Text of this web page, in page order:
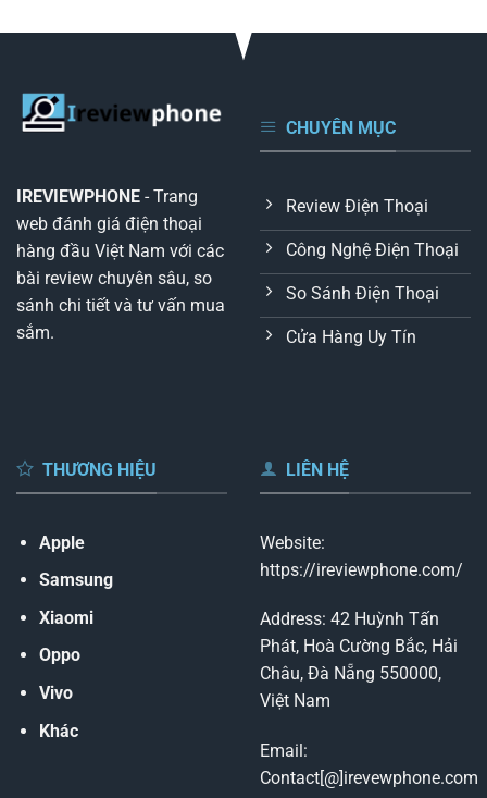
IREVIEWPHONE - Trang
web đánh giá điện thoại
hàng đầu Việt Nam với các
bài review chuyên sâu, so
sánh chi tiết và tư vấn mua
sắm.
CHUYÊN MỤC
Review Điện Thoại
Công Nghệ Điện Thoại
So Sánh Điện Thoại
Cửa Hàng Uy Tín
THƯƠNG HIỆU
Apple
Samsung
Xiaomi
Oppo
Vivo
Khác
LIÊN HỆ
Website:
https://ireviewphone.com/
Address: 42 Huỳnh Tấn
Phát, Hoà Cường Bắc, Hải
Châu, Đà Nẵng 550000,
Việt Nam
Email:
Contact[@]irevewphone.com